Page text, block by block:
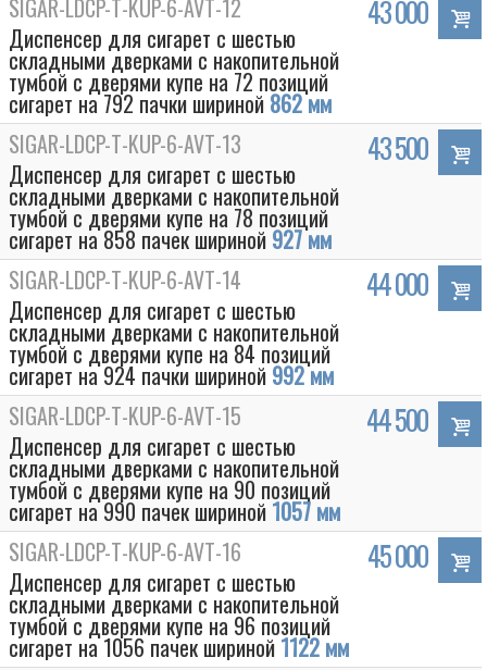
SIGAR-LDCP-T-KUP-6-AVT-12
Диспенсер для сигарет с шестью
складными дверками с накопительной
тумбой с дверями купе на 72 позиций
сигарет на 792 пачки шириной 862 мм
43 000
SIGAR-LDCP-T-KUP-6-AVT-13
Диспенсер для сигарет с шестью
складными дверками с накопительной
тумбой с дверями купе на 78 позиций
сигарет на 858 пачек шириной 927 мм
43 500
SIGAR-LDCP-T-KUP-6-AVT-14
Диспенсер для сигарет с шестью
складными дверками с накопительной
тумбой с дверями купе на 84 позиций
сигарет на 924 пачки шириной 992 мм
44 000
SIGAR-LDCP-T-KUP-6-AVT-15
Диспенсер для сигарет с шестью
складными дверками с накопительной
тумбой с дверями купе на 90 позиций
сигарет на 990 пачек шириной 1057 мм
44 500
SIGAR-LDCP-T-KUP-6-AVT-16
Диспенсер для сигарет с шестью
складными дверками с накопительной
тумбой с дверями купе на 96 позиций
сигарет на 1056 пачек шириной 1122 мм
45 000